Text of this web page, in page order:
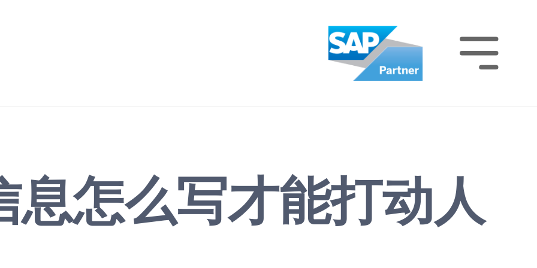

息怎么写才能打动人